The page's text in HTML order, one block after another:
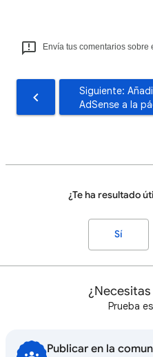
Envía tus comentarios sobre
Siguiente:
AdSense a la
¿Te ha resultado
Sí
Prueba
Publicar en la